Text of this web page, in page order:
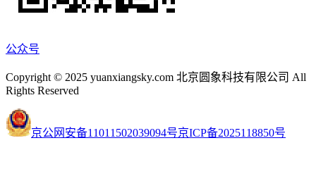
公众号
Copyright © 2025 yuanxiangsky.com 北京圆象科技有限公司 All
Rights Reserved
京公网安备11011502039094号京ICP备2025118850号